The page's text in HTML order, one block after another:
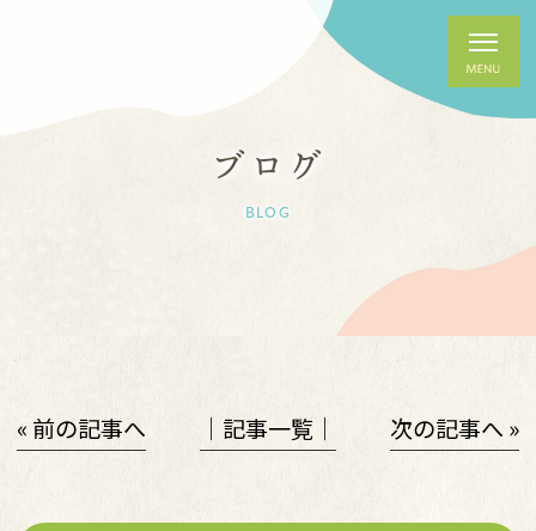
ブログ
BLOG
« 前の記事へ │記事一覧│ 次の記事へ »